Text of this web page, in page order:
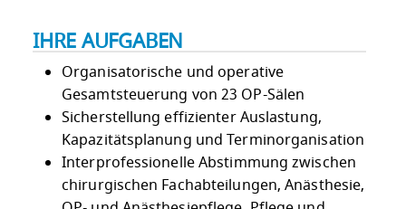
IHRE AUFGABEN
Organisatorische und operative
Gesamtsteuerung von 23 OP-Sälen
Sicherstellung effizienter Auslastung,
Kapazitätsplanung und Terminorganisation
Interprofessionelle Abstimmung zwischen
chirurgischen Fachabteilungen, Anästhesie,